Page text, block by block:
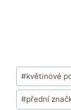
Štítky
příspěvků:
#květinové
#přední